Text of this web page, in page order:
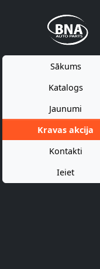
Sākums
Katalogs
Jaunumi
Kravas akcija
Kontakti
Ieiet